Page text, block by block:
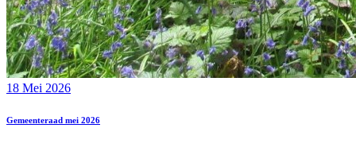
18 Mei 2026
Gemeenteraad mei 2026